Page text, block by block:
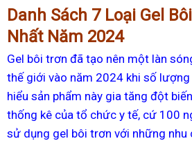
Danh Sách 7 Loại Gel
Nhất Năm 2024
Gel bôi trơn đã tạo nên một làn
thế giới vào năm 2024 khi số
hiểu sản phẩm này gia tăng đột
thống kê của tổ chức y tế, cứ 100
sử dụng gel bôi trơn với những nhu